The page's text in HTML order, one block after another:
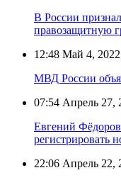
В России
правозащитную
12:48 Май 4, 2022
МВД России
07:54 Апрель 27,
Евгений
регистрировать
22:06 Апрель 22,